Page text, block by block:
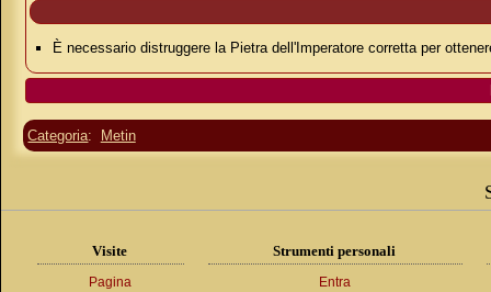
È necessario distruggere la Pietra dell'Imperatore corretta per
Categoria: Metin
Visite
Pagina
Strumenti personali
Entra